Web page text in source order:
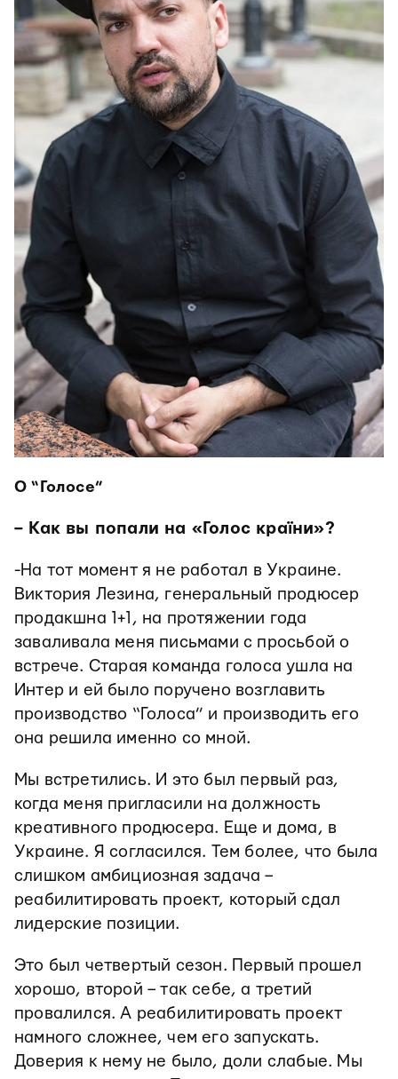
О “Голосе”
– Как вы попали на «Голос країни»?
-На тот момент я не работал в Украине.
Виктория Лезина, генеральный продюсер
продакшна 1+1, на протяжении года
заваливала меня письмами с просьбой о
встрече. Старая команда голоса ушла на
Интер и ей было поручено возглавить
производство “Голоса” и производить его
она решила именно со мной.
Мы встретились. И это был первый раз,
когда меня пригласили на должность
креативного продюсера. Еще и дома, в
Украине. Я согласился. Тем более, что была
слишком амбициозная задача –
реабилитировать проект, который сдал
лидерские позиции.
Это был четвертый сезон. Первый прошел
хорошо, второй – так себе, а третий
провалился. А реабилитировать проект
намного сложнее, чем его запускать.
Доверия к нему не было, доли слабые. Мы